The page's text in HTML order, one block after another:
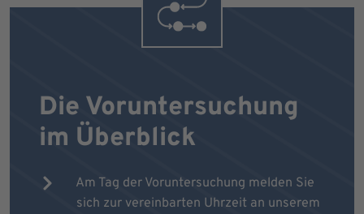
Die Voruntersuchung
im Überblick
Am Tag der Voruntersuchung melden Sie
sich zur vereinbarten Uhrzeit an unserem